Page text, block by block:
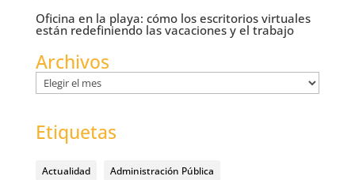
Oficina en la playa: cómo los escritorios virtuales
están redefiniendo las vacaciones y el trabajo
Archivos
Archivos
Etiquetas
Actualidad
Administración Pública